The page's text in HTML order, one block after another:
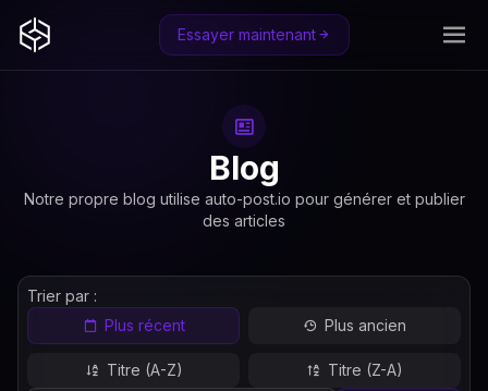
Essayer maintenant
Blog
Notre propre blog utilise auto-post.io pour générer et publier
des articles
Trier par :
Plus récent
Plus ancien
Titre (A-Z) Titre (Z-A)